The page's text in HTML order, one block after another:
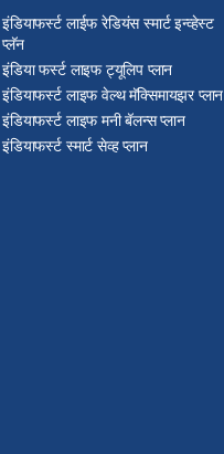
इंडियाफर्स्ट लाईफ रेडियंस स्मार्ट इन्व्हेस्ट
प्लॅन
इंडिया फर्स्ट लाइफ ट्यूलिप प्लान
इंडियाफर्स्ट लाइफ वेल्थ मॅक्सिमायझर प्लान
इंडियाफर्स्ट लाइफ मनी बॅलन्स प्लान
इंडियाफर्स्ट स्मार्ट सेव्ह प्लान